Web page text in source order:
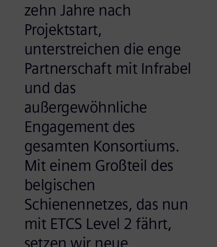
zehn Jahre nach
Projektstart,
unterstreichen die enge
Partnerschaft mit Infrabel
und das
außergewöhnliche
Engagement des
gesamten Konsortiums.
Mit einem Großteil des
belgischen
Schienennetzes, das nun
mit ETCS Level 2 fährt,
setzen wir neue